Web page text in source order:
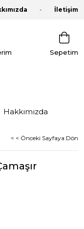
İletişim
Sepetim
Hakkımızda
< < Önceki Sayfaya Dön